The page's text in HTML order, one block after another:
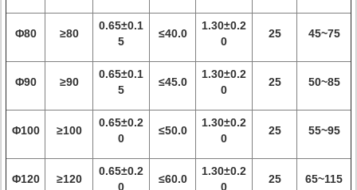
Φ80 ≥80
0.65±0.1
5
≤40.0
1.30±0.2
0
25 45~75
Φ90 ≥90
0.65±0.1
5
≤45.0
1.30±0.2
0
25 50~85
Φ100 ≥100
0.65±0.2
0
≤50.0
1.30±0.2
0
25 55~95
Φ120 ≥120
0.65±0.2
0
≤60.0
1.30±0.2
0
25 65~115